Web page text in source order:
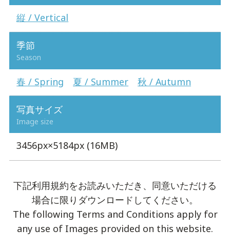
縦 / Vertical
季節
Season
春 / Spring 夏 / Summer
秋 / Autumn
写真サイズ
Image size
3456px×5184px (16MB)
下記利用規約をお読みいただき、同意いただける
場合に限りダウンロードしてください。
The following Terms and Conditions apply for
any use of Images provided on this website.